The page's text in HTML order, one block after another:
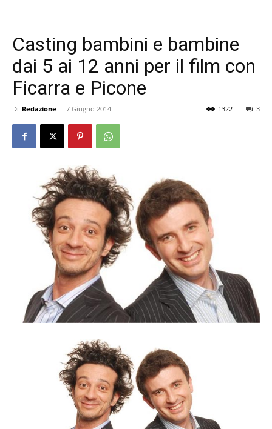
Casting bambini e bambine
dai 5 ai 12 anni per il film con
Ficarra e Picone
Di Redazione - 7 Giugno 2014 3
1322